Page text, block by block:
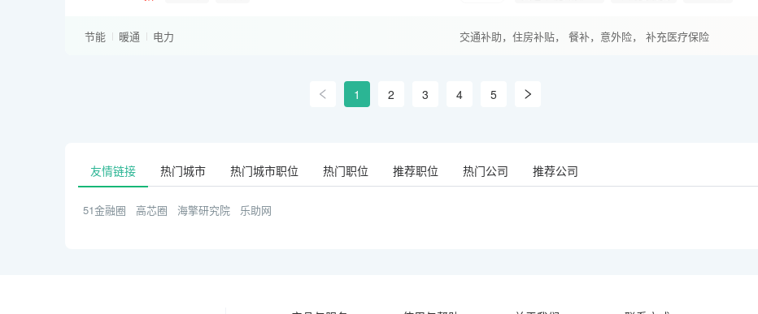
节能 暖通 电力 交通补助， 住房补贴， 餐补， 意外险， 补充医疗保险
1 2 3 4 5
友情链接 热门城市 热门城市职位 热门职位 推荐职位 热门公司 推荐公司
51金融圈 高芯圈 海擎研究院 乐助网